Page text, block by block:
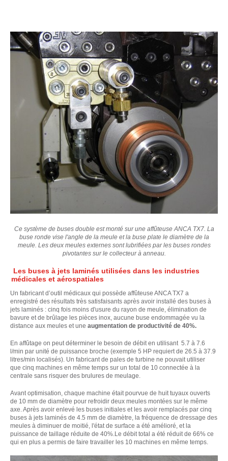
Ce système de buses double est monté sur une affûteuse ANCA TX7. La
buse ronde vise l'angle de la meule et la buse plate le diamètre de la
meule. Les deux meules externes sont lubrifiées par les buses rondes
pivotantes sur le collecteur à anneau.
Les buses à jets laminés utilisées dans les industries
médicales et aérospatiales
Un fabricant d’outil médicaux qui possède affûteuse ANCA TX7 a
enregistré des résultats très satisfaisants après avoir installé des buses à
jets laminés : cinq fois moins d'usure du rayon de meule, élimination de
bavure et de brûlage les pièces inox, aucune buse endommagée vu la
distance aux meules et une augmentation de productivité de 40%.
En affûtage on peut déterminer le besoin de débit en utilisant 5.7 à 7.6
l/min par unité de puissance broche (exemple 5 HP requiert de 26.5 à 37.9
litres/min localisés). Un fabricant de pales de turbine ne pouvait utiliser
que cinq machines en même temps sur un total de 10 connectée à la
centrale sans risquer des brulures de meulage.
Avant optimisation, chaque machine était pourvue de huit tuyaux ouverts
de 10 mm de diamètre pour refroidir deux meules montées sur le même
axe. Après avoir enlevé les buses initiales et les avoir remplacés par cinq
buses à jets laminés de 4.5 mm de diamètre, la fréquence de dressage des
meules à diminuer de moitié, l'état de surface a été amélioré, et la
puissance de taillage réduite de 40%.Le débit total a été réduit de 66% ce
qui en plus a permis de faire travailler les 10 machines en même temps.